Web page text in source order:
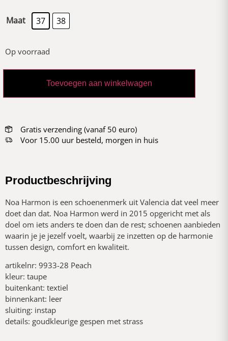
Maat 37 38
Op voorraad
Toevoegen aan winkelwagen
Gratis verzending (vanaf 50 euro)
Voor 15.00 uur besteld, morgen in huis
Productbeschrijving
Noa Harmon is een schoenenmerk uit Valencia dat veel meer
doet dan dat. Noa Harmon werd in 2015 opgericht met als
doel om iets anders te doen dan de rest; schoenen aanbieden
waarin je je jezelf voelt, waarbij ze inzetten op de harmonie
tussen design, comfort en kwaliteit.
artikelnr: 9933-28 Peach
kleur: taupe
buitenkant: textiel
binnenkant: leer
sluiting: instap
details: goudkleurige gespen met strass